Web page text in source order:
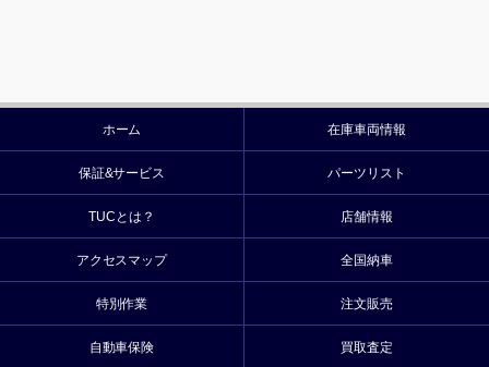
ホーム 在庫車両情報
保証&サービス パーツリスト
TUCとは？ 店舗情報
アクセスマップ 全国納車
特別作業 注文販売
自動車保険 買取査定